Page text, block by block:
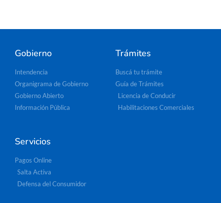
Gobierno
Intendencia
Organigrama de Gobierno
Gobierno Abierto
Información Pública
Trámites
Buscá tu trámite
Guía de Trámites
Licencia de Conducir
Habilitaciones Comerciales
Servicios
Pagos Online
Salta Activa
Defensa del Consumidor